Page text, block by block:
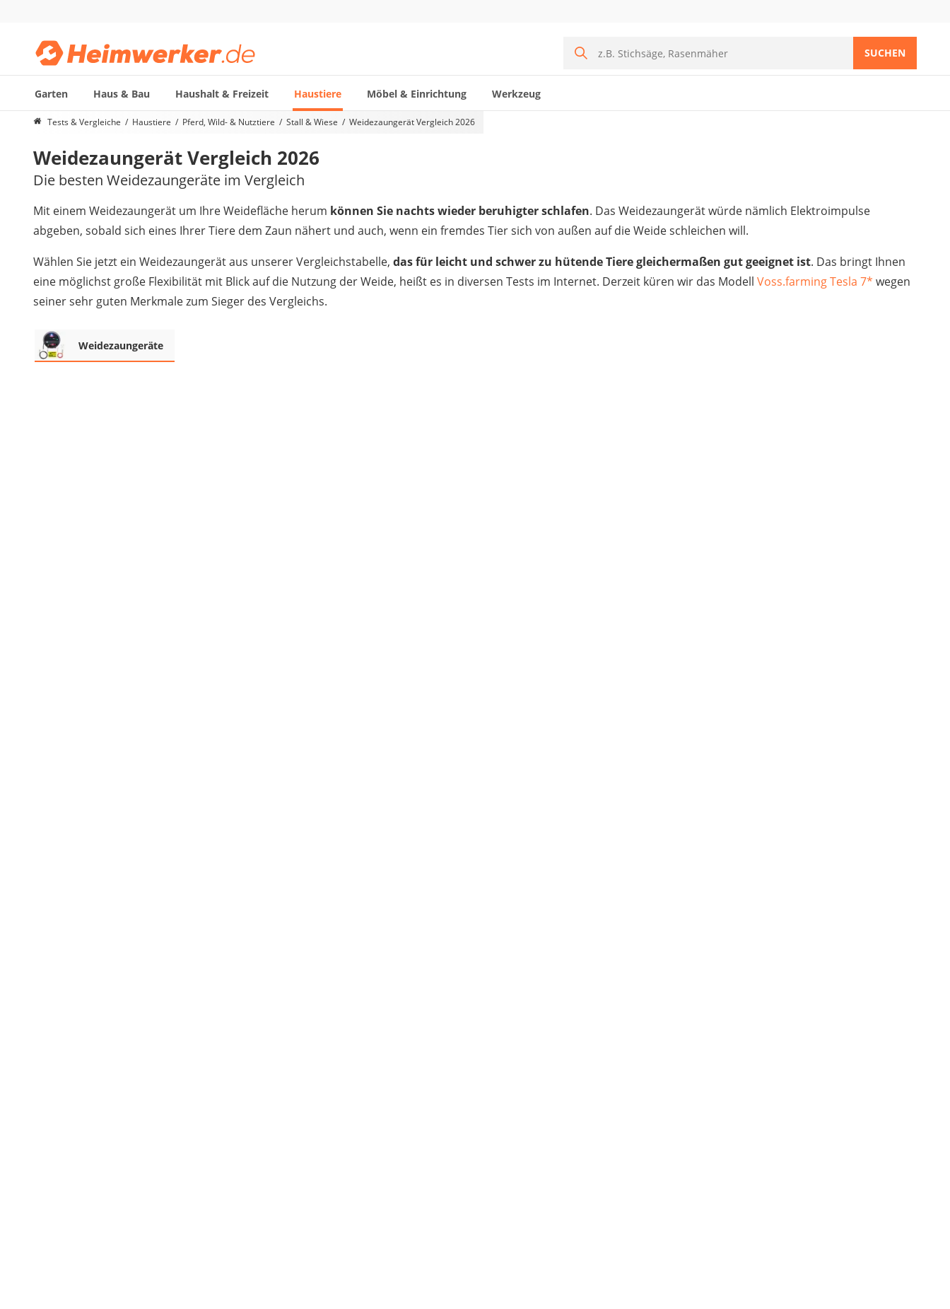
SUCHEN
Garten Haus & Bau Haushalt & Freizeit Haustiere Möbel & Einrichtung Werkzeug
Die beliebtesten Vergleiche nach Kategorie
Hunderucksack
Hufschuhe
Hundefutter
Koifutter
Terrarium
Tests & Vergleiche Haustiere Pferd, Wild- & Nutztiere Stall & Wiese Weidezaungerät Vergleich 2026
Weidezaungerät Vergleich 2026
Die besten Weidezaungeräte im Vergleich
Mit einem Weidezaungerät um Ihre Weidefläche herum können Sie nachts wieder beruhigter schlafen. Das Weidezaungerät würde nämlich Elektroimpulse
abgeben, sobald sich eines Ihrer Tiere dem Zaun nähert und auch, wenn ein fremdes Tier sich von außen auf die Weide schleichen will.
Wählen Sie jetzt ein Weidezaungerät aus unserer Vergleichstabelle, das für leicht und schwer zu hütende Tiere gleichermaßen gut geeignet ist. Das bringt Ihnen
eine möglichst große Flexibilität mit Blick auf die Nutzung der Weide, heißt es in diversen Tests im Internet. Derzeit küren wir das Modell Voss.farming Tesla 7* wegen
seiner sehr guten Merkmale zum Sieger des Vergleichs.
Weidezaungeräte